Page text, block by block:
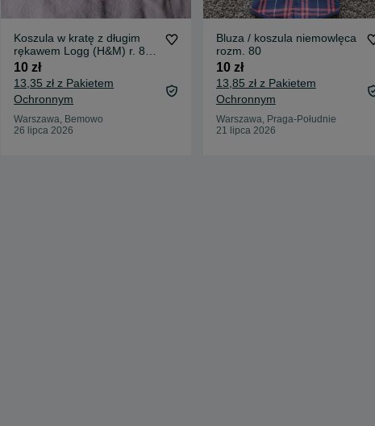
Koszula w kratę z długim
rękawem Logg (H&M) r. 80,
stan bdb
10 zł
13,35 zł z Pakietem
Ochronnym
Warszawa, Bemowo
26 lipca 2026
Bluza / koszula niemowlęca
rozm. 80
10 zł
13,85 zł z Pakietem
Ochronnym
Warszawa, Praga-Południe
21 lipca 2026